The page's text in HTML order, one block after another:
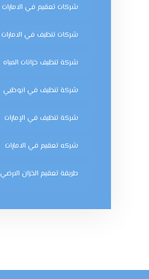
شركات تعقيم في الامارات
شركات تنظيف في الامارات
شركة تنظيف خزانات المياه
شركة تنظيف في ابوظبي
شركة تنظيف في الإمارات
شركه تعقيم في الامارات
طريقة تعقيم الخزان الارضي